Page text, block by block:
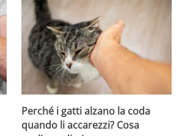
Perché i gatti alzano la coda
quando li accarezzi? Cosa